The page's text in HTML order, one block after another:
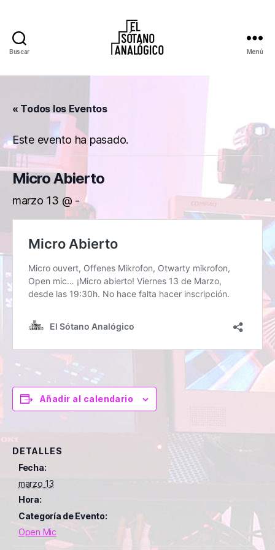
Buscar
Sótano
Menú
« Todos los Eventos
Este evento ha pasado.
Micro Abierto
marzo 13 @ -
Añadir al calendario
DETALLES
Fecha:
marzo 13
Hora:
Categoría de Evento:
Open Mic